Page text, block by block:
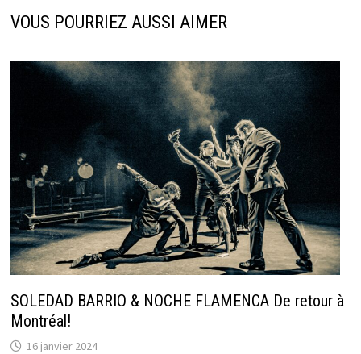
VOUS POURRIEZ AUSSI AIMER
SOLEDAD BARRIO & NOCHE FLAMENCA De retour à
Montréal!
16 janvier 2024